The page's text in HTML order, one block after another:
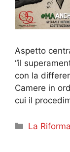
Aspetto
“il
con la
Camere in
cui il
Categorie
La Riforma